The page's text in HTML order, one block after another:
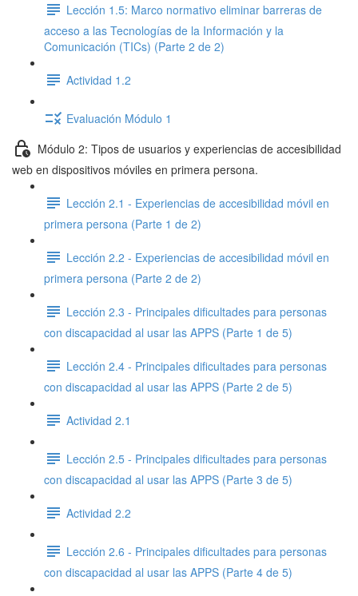
Lección 1.5: Marco normativo eliminar barreras de
acceso a las Tecnologías de la Información y la
Comunicación (TICs) (Parte 2 de 2)
Actividad 1.2
Evaluación Módulo 1
Módulo 2: Tipos de usuarios y experiencias de accesibilidad
web en dispositivos móviles en primera persona.
Lección 2.1 - Experiencias de accesibilidad móvil en
primera persona (Parte 1 de 2)
Lección 2.2 - Experiencias de accesibilidad móvil en
primera persona (Parte 2 de 2)
Lección 2.3 - Principales dificultades para personas
con discapacidad al usar las APPS (Parte 1 de 5)
Lección 2.4 - Principales dificultades para personas
con discapacidad al usar las APPS (Parte 2 de 5)
Actividad 2.1
Lección 2.5 - Principales dificultades para personas
con discapacidad al usar las APPS (Parte 3 de 5)
Actividad 2.2
Lección 2.6 - Principales dificultades para personas
con discapacidad al usar las APPS (Parte 4 de 5)